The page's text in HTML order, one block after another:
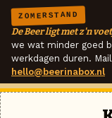
ZOMERSTAND
De Beer ligt met z'n
we wat minder goed
werkdagen duren.
hello@beerinabox.nl